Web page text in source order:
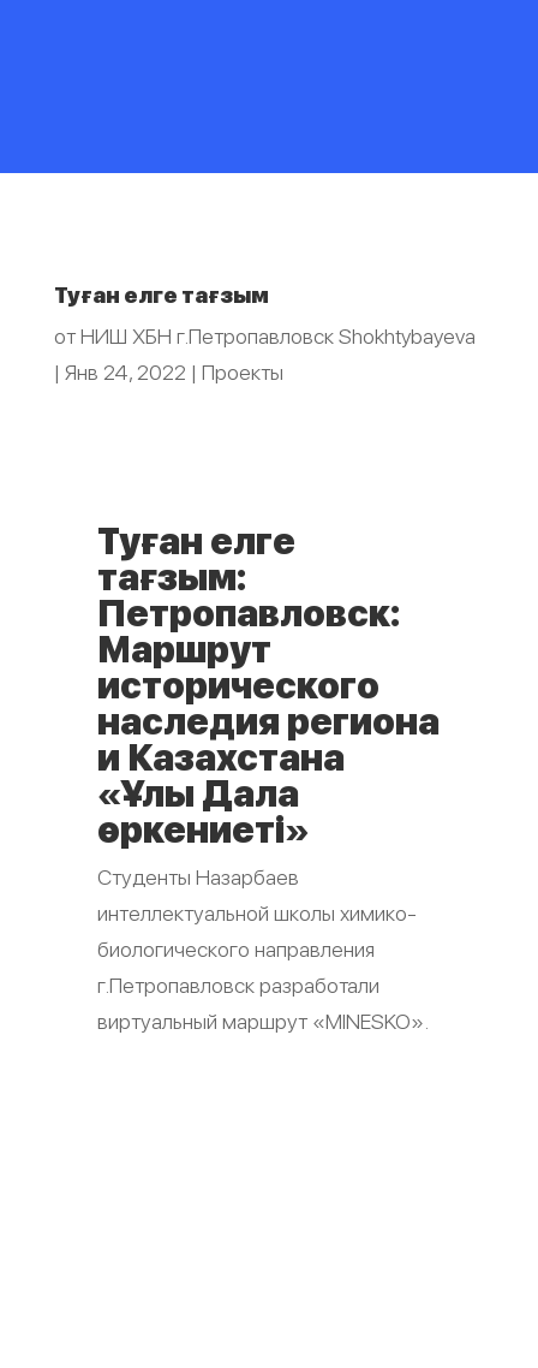
Туған елге тағзым
отНИШ ХБН г.Петропавловск Shokhtybayeva
| Янв 24, 2022 | Проекты
Туған елге
тағзым:
Петропавловск:
Маршрут
исторического
наследия региона
и Казахстана
«Ұлы Дала
өркениеті»
Студенты Назарбаев
интеллектуальной школы химико-
биологического направления
г.Петропавловск разработали
виртуальный маршрут «MINESKO».